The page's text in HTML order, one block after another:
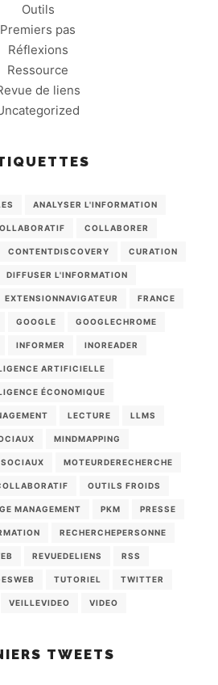
Outils
Premiers pas
Réflexions
Ressource
de liens
ANALYSER L'INFORMATION
COLLABORER
CONTENTDISCOVERY CURATION
DIFFUSER L'INFORMATION
EXTENSIONNAVIGATEUR FRANCE
GOOGLE GOOGLECHROME
INFORMER INOREADER
ARTIFICIELLE
ÉCONOMIQUE
LECTURE LLMS
MINDMAPPING
MOTEURDERECHERCHE
OUTILS FROIDS
MANAGEMENT PKM PRESSE
RECHERCHEPERSONNE
REVUEDELIENS RSS
TUTORIEL TWITTER
VEILLEVIDEO VIDEO
TWEETS